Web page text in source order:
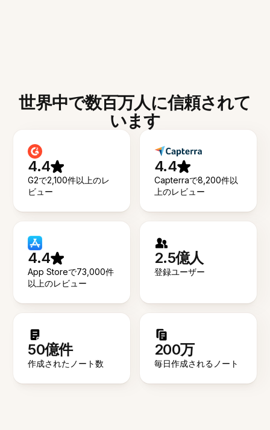
世界中で数百万人に信頼されて
います
4.4
G2で2,100件以上のレ
ビュー
4.4
Capterraで8,200件以
上のレビュー
4.4
App Storeで73,000件
以上のレビュー
2.5億人
登録ユーザー
50億件
作成されたノート数
200万
毎日作成されるノート